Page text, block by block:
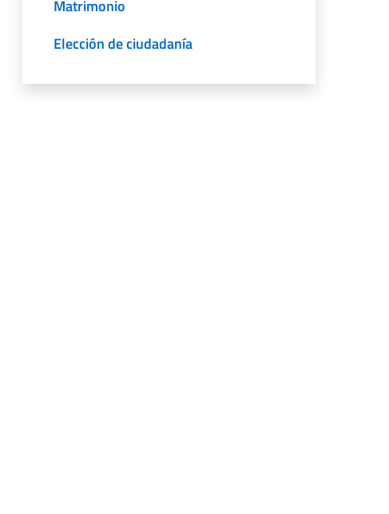
Matrimonio
Elección de ciudadanía